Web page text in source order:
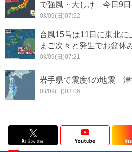
で強風・大しけ 今日9日
08/09(日)07:52
台風15号は11日に東北
まご次々と発生でお盆休
08/09(日)07:21
岩手県で震度4の地震 津
08/09(日)03:06